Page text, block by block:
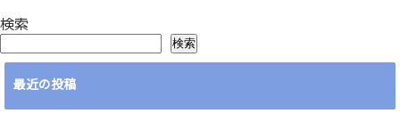
検索
検索
最近の投稿